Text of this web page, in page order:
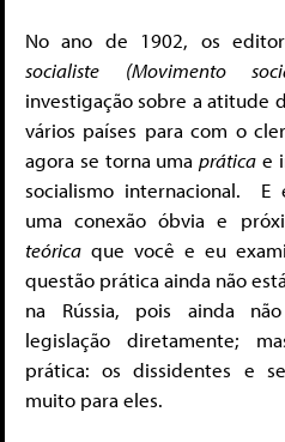
No ano de 1902, os
socialiste (Movimento
investigação sobre a atitude
vários países para com o
agora se torna umaprática e
socialismo internacional. E
uma conexão óbvia e
teórica que você e eu
questão prática ainda não
na Rússia, pois ainda
legislação diretamente;
prática: os dissidentes e
muito para eles.